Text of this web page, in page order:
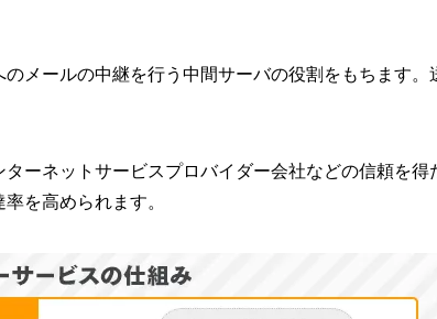
メールの中継を行う中間サーバの役割をもちます
ーネットサービスプロバイダー会社などの信頼を
を高められます。